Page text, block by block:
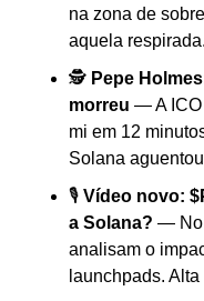
na zona de
aquela respirada.
🕵️ Pepe
morreu — A ICO
mi em 12
Solana
🎙️ Vídeo novo:
a Solana? — No
analisam o
launchpads.